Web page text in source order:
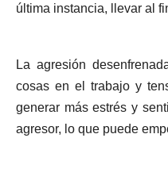
última instancia, llevar al
La agresión
cosas en el trabajo y
generar más estrés y
agresor, lo que puede